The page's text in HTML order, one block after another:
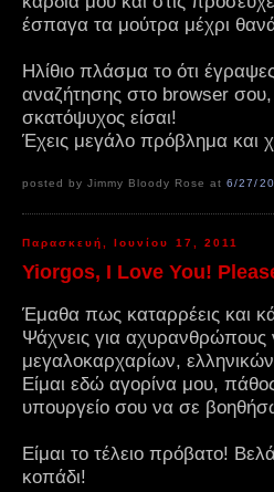
έσπαγα τα μούτρα μέχρι
Ηλίθιο πλάσμα το ότι
αναζήτησης στο browser σου,
σκατόψυχος είσαι!
Έχεις μεγάλο πρόβλημα και
posted by Jimmy Bloody Rose at6/27/
Παρασκευή, Ιουνίου 17, 2011
Yiorgos, I Love You!
Έμαθα πως καταρρέεις και
Ψάχνεις για
μεγαλοκαρχαρίων,
Είμαι εδώ αγορίνα μου,
υπουργείο σου να σε
Είμαι το τέλειο πρόβατο!
κοπάδι!